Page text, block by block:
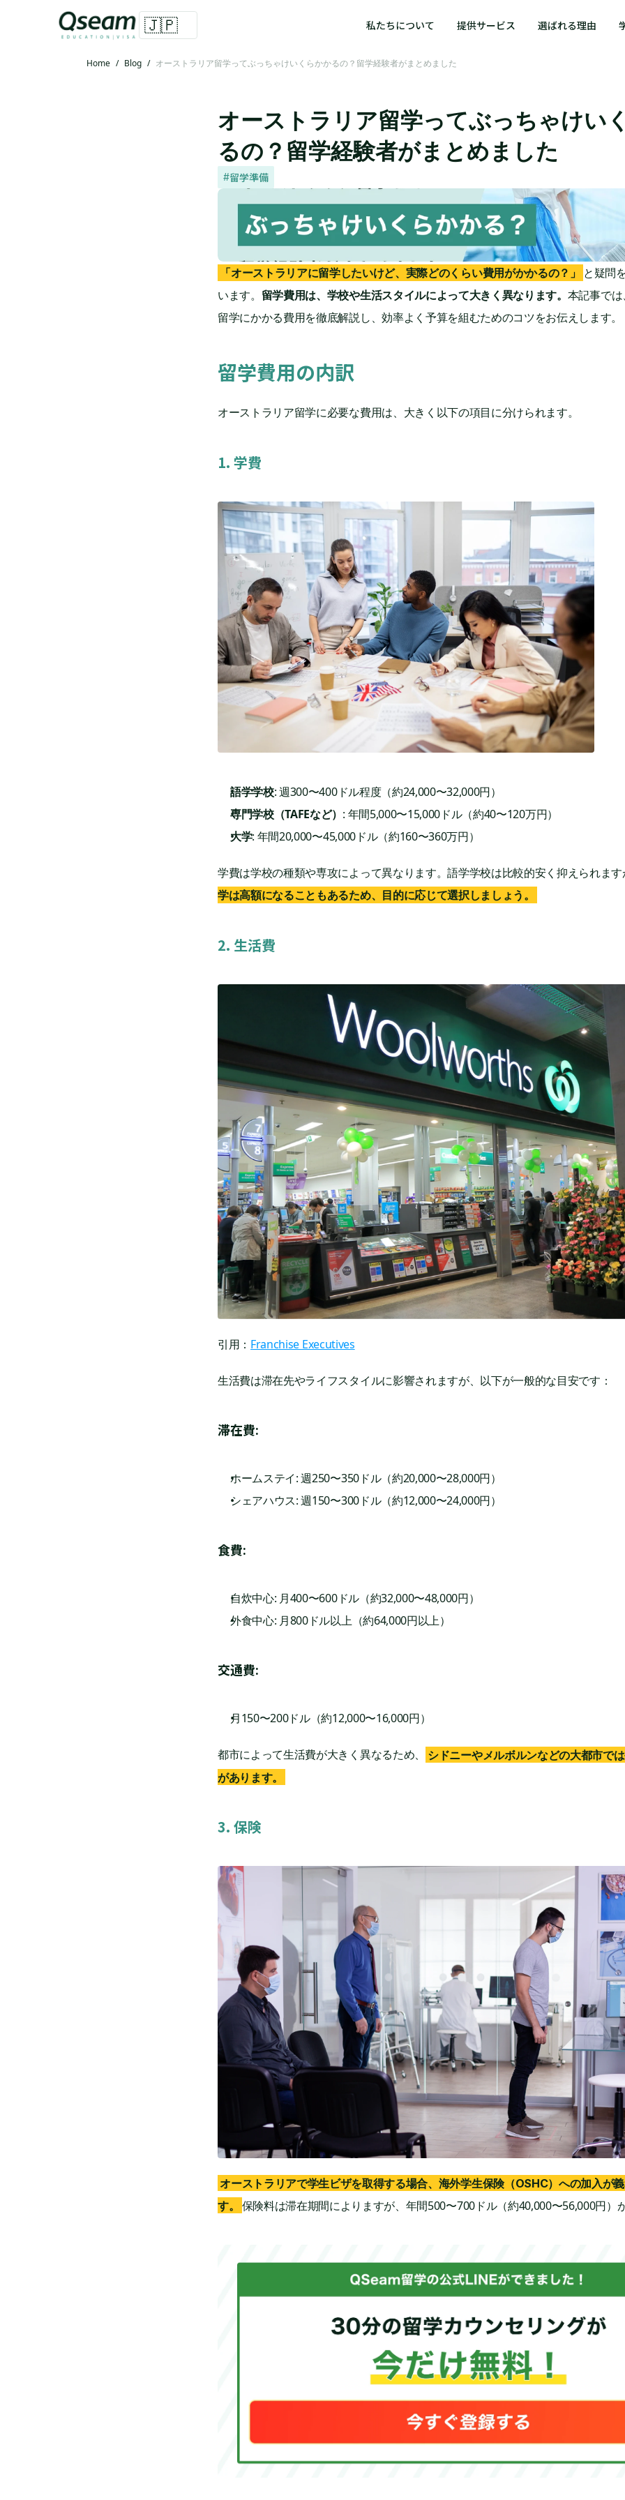
Home / Blog / オーストラリア留学ってぶっちゃけいくらかかるの？留学経験者がまとめました
オーストラリア留学ってぶっちゃけい
るの？留学経験者がまとめました
#留学準備
「オーストラリアに留学したいけど、実際どのくらい費用がかかるの？」
と疑問
います。 留学費用は、学校や生活スタイルによって大きく異なります。 本記事で
留学にかかる費用を徹底解説し、効率よく予算を組むためのコツをお伝えします。
留学費用の内訳
オーストラリア留学に必要な費用は、大きく以下の項目に分けられます。
1. 学費
語学学校: 週300〜400ドル程度（約24,000〜32,000円）
専門学校（TAFEなど） : 年間5,000〜15,000ドル（約40〜120万円）
大学: 年間20,000〜45,000ドル（約160〜360万円）
学費は学校の種類や専攻によって異なります。語学学校は比較的安く抑えられます
学は高額になることもあるため、目的に応じて選択しましょう。
2. 生活費
引用： Franchise Executives
生活費は滞在先やライフスタイルに影響されますが、以下が一般的な目安です：
滞在費:
ホームステイ: 週250〜350ドル（約20,000〜28,000円）
シェアハウス: 週150〜300ドル（約12,000〜24,000円）
食費:
自炊中心: 月400〜600ドル（約32,000〜48,000円）
外食中心: 月800ドル以上（約64,000円以上）
交通費:
月150〜200ドル（約12,000〜16,000円）
都市によって生活費が大きく異なるため、
シドニーやメルボルンなどの大都市で
があります。
3. 保険
オーストラリアで学生ビザを取得する場合、海外学生保険（OSHC）への加入が
す。
保険料は滞在期間によりますが、年間500〜700ドル（約40,000〜56,000円）
🇯🇵 私たちについて 提供サービス 選ばれる理由